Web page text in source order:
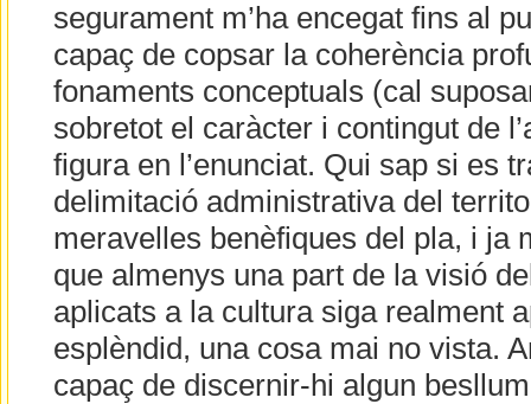
segurament m’ha encegat fins al
capaç de copsar la coherència
fonaments conceptuals (cal
sobretot el caràcter i contingut de
figura en l’enunciat. Qui sap si es
delimitació administrativa del
meravelles benèfiques del pla, i ja
que almenys una part de la visió
aplicats a la cultura siga realment
esplèndid, una cosa mai no vista.
capaç de discernir-hi algun